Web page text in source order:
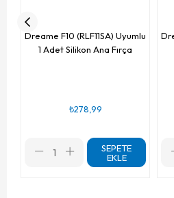
Dreame F10 (RLF11SA) Uyumlu
1 Adet Silikon Ana Fırça
₺278,99
SEPETE
EKLE